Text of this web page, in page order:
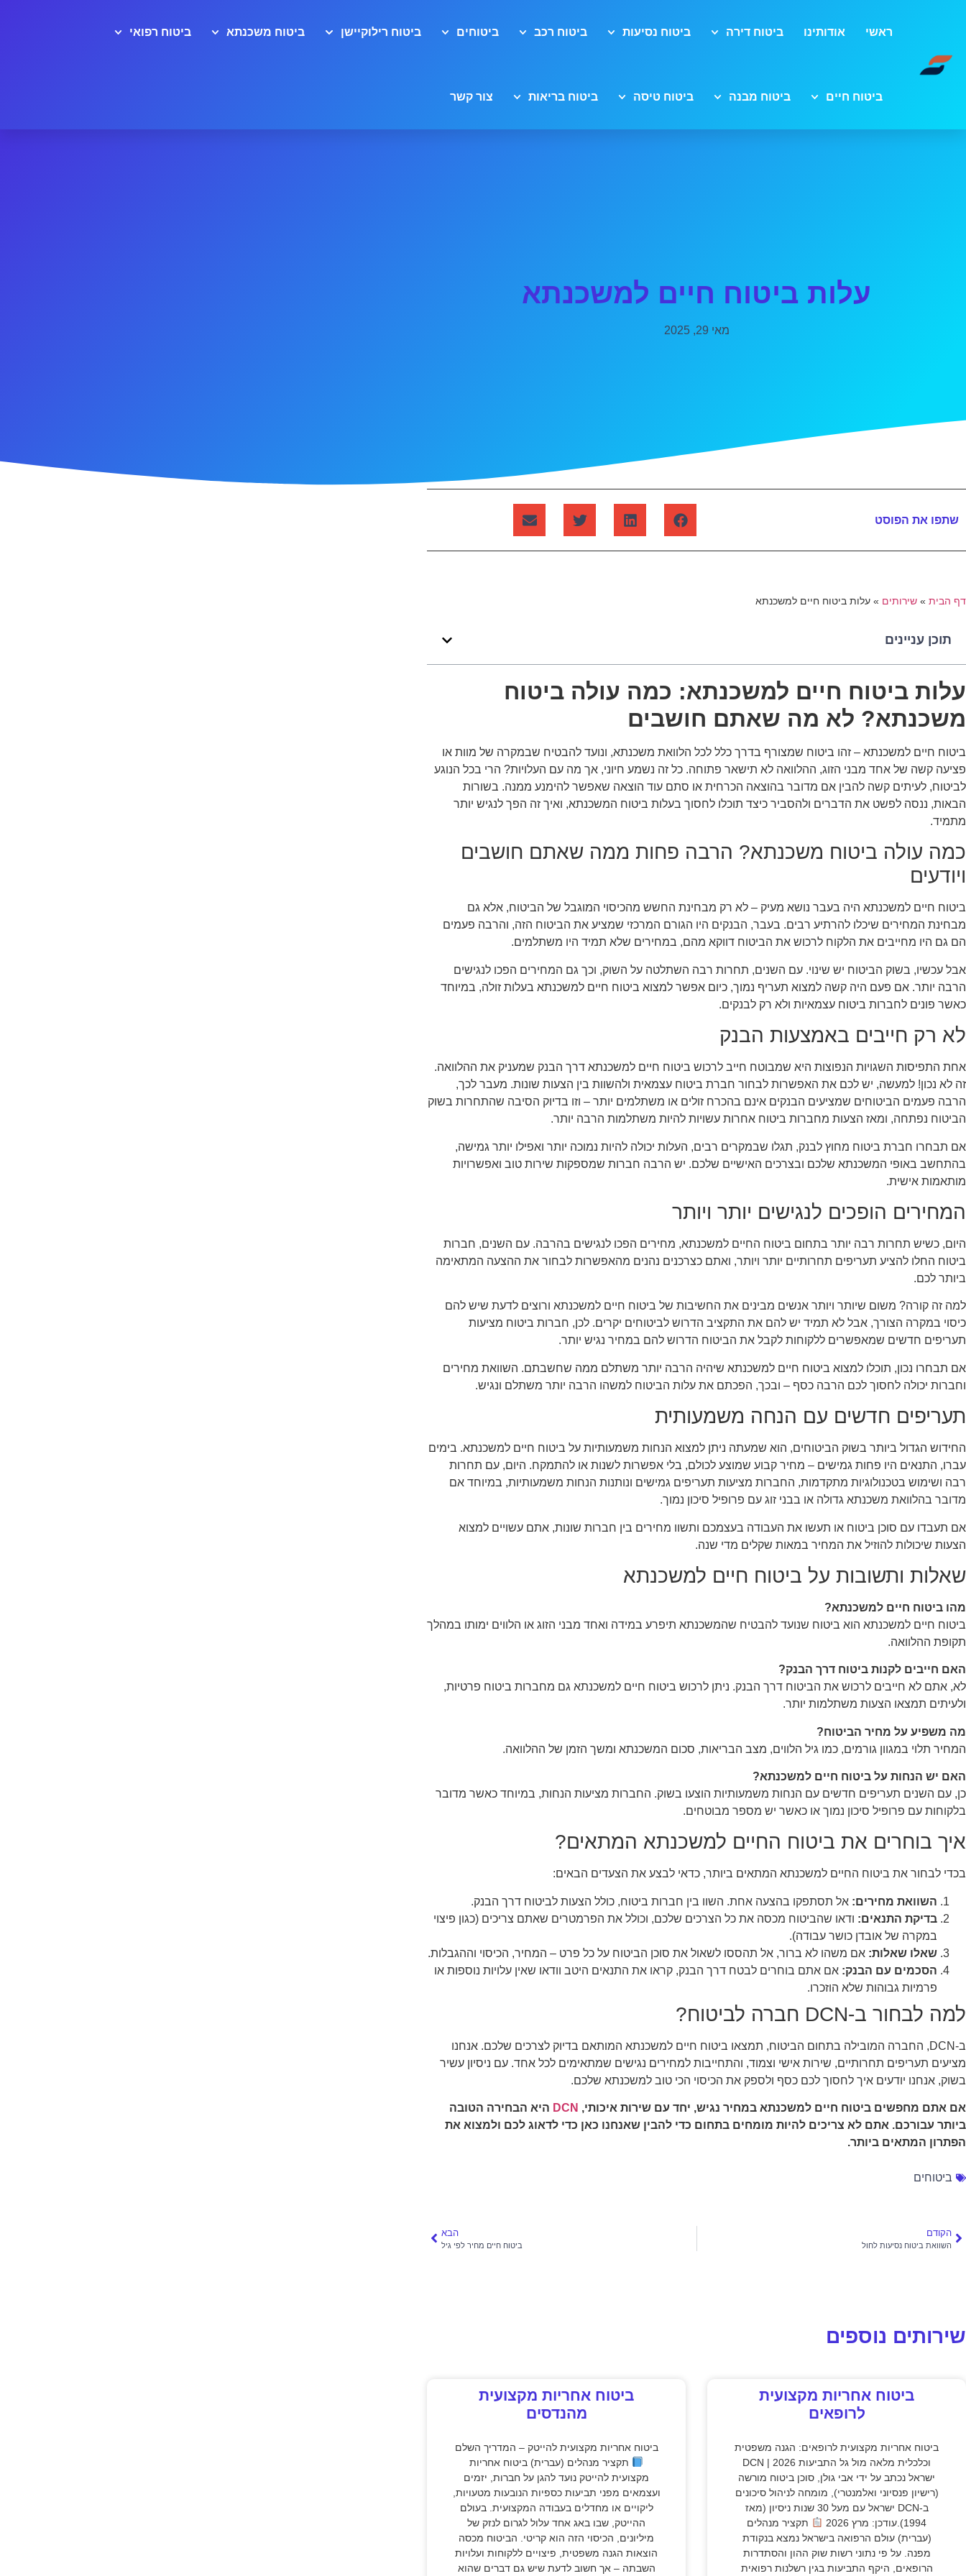
ראשי אודותינו ביטוח דירה ביטוח נסיעות ביטוח רכב ביטוחים ביטוח רילוקיישן ביטוח משכנתא ביטוח רפואי
ביטוח חיים ביטוח מבנה ביטוח טיסה ביטוח בריאות צור קשר
עלות ביטוח חיים למשכנתא
מאי 29, 2025
שתפו את הפוסט
דף הבית » שירותים » עלות ביטוח חיים למשכנתא
תוכן עניינים
עלות ביטוח חיים למשכנתא: כמה עולה ביטוח
משכנתא? לא מה שאתם חושבים
ביטוח חיים למשכנתא – זהו ביטוח שמצורף בדרך כלל לכל הלוואת משכנתא, ונועד להבטיח שבמקרה של מוות או
פציעה קשה של אחד מבני הזוג, ההלוואה לא תישאר פתוחה. כל זה נשמע חיוני, אך מה עם העלויות? הרי בכל הנוגע
לביטוח, לעיתים קשה להבין אם מדובר בהוצאה הכרחית או סתם עוד הוצאה שאפשר להימנע ממנה. בשורות
הבאות, ננסה לפשט את הדברים ולהסביר כיצד תוכלו לחסוך בעלות ביטוח המשכנתא, ואיך זה הפך לנגיש יותר
מתמיד.
כמה עולה ביטוח משכנתא? הרבה פחות ממה שאתם חושבים
ויודעים
ביטוח חיים למשכנתא היה בעבר נושא מעיק – לא רק מבחינת החשש מהכיסוי המוגבל של הביטוח, אלא גם
מבחינת המחירים שיכלו להרתיע רבים. בעבר, הבנקים היו הגורם המרכזי שמציע את הביטוח הזה, והרבה פעמים
הם גם היו מחייבים את הלקוח לרכוש את הביטוח דווקא מהם, במחירים שלא תמיד היו משתלמים.
אבל עכשיו, בשוק הביטוח יש שינוי. עם השנים, תחרות רבה השתלטה על השוק, וכך גם המחירים הפכו לנגישים
הרבה יותר. אם פעם היה קשה למצוא תעריף נמוך, כיום אפשר למצוא ביטוח חיים למשכנתא בעלות זולה, במיוחד
כאשר פונים לחברות ביטוח עצמאיות ולא רק לבנקים.
לא רק חייבים באמצעות הבנק
אחת התפיסות השגויות הנפוצות היא שמבוטח חייב לרכוש ביטוח חיים למשכנתא דרך הבנק שמעניק את ההלוואה.
זה לא נכון! למעשה, יש לכם את האפשרות לבחור חברת ביטוח עצמאית ולהשוות בין הצעות שונות. מעבר לכך,
הרבה פעמים הביטוחים שמציעים הבנקים אינם בהכרח זולים או משתלמים יותר – וזו בדיוק הסיבה שהתחרות בשוק
הביטוח נפתחה, ומאז הצעות מחברות ביטוח אחרות עשויות להיות משתלמות הרבה יותר.
אם תבחרו חברת ביטוח מחוץ לבנק, תגלו שבמקרים רבים, העלות יכולה להיות נמוכה יותר ואפילו יותר גמישה,
בהתחשב באופי המשכנתא שלכם ובצרכים האישיים שלכם. יש הרבה חברות שמספקות שירות טוב ואפשרויות
מותאמות אישית.
המחירים הופכים לנגישים יותר ויותר
היום, כשיש תחרות רבה יותר בתחום ביטוח החיים למשכנתא, מחירים הפכו לנגישים בהרבה. עם השנים, חברות
ביטוח החלו להציע תעריפים תחרותיים יותר ויותר, ואתם כצרכנים נהנים מהאפשרות לבחור את ההצעה המתאימה
ביותר לכם.
למה זה קורה? משום שיותר ויותר אנשים מבינים את החשיבות של ביטוח חיים למשכנתא ורוצים לדעת שיש להם
כיסוי במקרה הצורך, אבל לא תמיד יש להם את התקציב הדרוש לביטוחים יקרים. לכן, חברות ביטוח מציעות
תעריפים חדשים שמאפשרים ללקוחות לקבל את הביטוח הדרוש להם במחיר נגיש יותר.
אם תבחרו נכון, תוכלו למצוא ביטוח חיים למשכנתא שיהיה הרבה יותר משתלם ממה שחשבתם. השוואת מחירים
וחברות יכולה לחסוך לכם הרבה כסף – ובכך, הפכתם את עלות הביטוח למשהו הרבה יותר משתלם ונגיש.
תעריפים חדשים עם הנחה משמעותית
החידוש הגדול ביותר בשוק הביטוחים, הוא שמעתה ניתן למצוא הנחות משמעותיות על ביטוח חיים למשכנתא. בימים
עברו, התנאים היו פחות גמישים – מחיר קבוע שמוצע לכולם, בלי אפשרות לשנות או להתמקח. היום, עם תחרות
רבה ושימוש בטכנולוגיות מתקדמות, החברות מציעות תעריפים גמישים ונותנות הנחות משמעותיות, במיוחד אם
מדובר בהלוואת משכנתא גדולה או בבני זוג עם פרופיל סיכון נמוך.
אם תעבדו עם סוכן ביטוח או תעשו את העבודה בעצמכם ותשוו מחירים בין חברות שונות, אתם עשויים למצוא
הצעות שיכולות להוזיל את המחיר במאות שקלים מדי שנה.
שאלות ותשובות על ביטוח חיים למשכנתא
מהו ביטוח חיים למשכנתא?
ביטוח חיים למשכנתא הוא ביטוח שנועד להבטיח שהמשכנתא תיפרע במידה ואחד מבני הזוג או הלווים ימותו במהלך
תקופת ההלוואה.
האם חייבים לקנות ביטוח דרך הבנק?
לא, אתם לא חייבים לרכוש את הביטוח דרך הבנק. ניתן לרכוש ביטוח חיים למשכנתא גם מחברות ביטוח פרטיות,
ולעיתים תמצאו הצעות משתלמות יותר.
מה משפיע על מחיר הביטוח?
המחיר תלוי במגוון גורמים, כמו גיל הלווים, מצב הבריאות, סכום המשכנתא ומשך הזמן של ההלוואה.
האם יש הנחות על ביטוח חיים למשכנתא?
כן, עם השנים תעריפים חדשים עם הנחות משמעותיות הוצעו בשוק. החברות מציעות הנחות, במיוחד כאשר מדובר
בלקוחות עם פרופיל סיכון נמוך או כאשר יש מספר מבוטחים.
איך בוחרים את ביטוח החיים למשכנתא המתאים?
בכדי לבחור את ביטוח החיים למשכנתא המתאים ביותר, כדאי לבצע את הצעדים הבאים:
השוואת מחירים: אל תסתפקו בהצעה אחת. השוו בין חברות ביטוח, כולל הצעות לביטוח דרך הבנק.
בדיקת התנאים: ודאו שהביטוח מכסה את כל הצרכים שלכם, וכולל את הפרמטרים שאתם צריכים (כגון פיצוי
במקרה של אובדן כושר עבודה).
שאלו שאלות: אם משהו לא ברור, אל תהססו לשאול את סוכן הביטוח על כל פרט – המחיר, הכיסוי וההגבלות.
הסכמים עם הבנק: אם אתם בוחרים לבטח דרך הבנק, קראו את התנאים היטב וודאו שאין עלויות נוספות או
פרמיות גבוהות שלא הוזכרו.
למה לבחור ב-DCN חברה לביטוח?
ב-DCN, החברה המובילה בתחום הביטוח, תמצאו ביטוח חיים למשכנתא המותאם בדיוק לצרכים שלכם. אנחנו
מציעים תעריפים תחרותיים, שירות אישי וצמוד, והתחייבות למחירים נגישים שמתאימים לכל אחד. עם ניסיון עשיר
בשוק, אנחנו יודעים איך לחסוך לכם כסף ולספק את הכיסוי הכי טוב למשכנתא שלכם.
אם אתם מחפשים ביטוח חיים למשכנתא במחיר נגיש, יחד עם שירות איכותי, DCN היא הבחירה הטובה
ביותר עבורכם. אתם לא צריכים להיות מומחים בתחום כדי להבין שאנחנו כאן כדי לדאוג לכם ולמצוא את
הפתרון המתאים ביותר.
ביטוחים
הקודם
השוואת ביטוח נסיעות לחול
הבא
ביטוח חיים מחיר לפי גיל
שירותים נוספים
ביטוח אחריות מקצועית
לרופאים
ביטוח אחריות מקצועית לרופאים: הגנה משפטית
וכלכלית מלאה מול גל התביעות 2026 | DCN
ישראל נכתב על ידי אבי גולן, סוכן ביטוח מורשה
(רישיון פנסיוני ואלמנטרי), מומחה לניהול סיכונים
ב-DCN ישראל עם מעל 30 שנות ניסיון (מאז
1994).עודכן: מרץ 2026
תקציר מנהלים
(עברית) עולם הרפואה בישראל נמצא בנקודת
מפנה. על פי נתוני רשות שוק ההון והסתדרות
הרופאים, היקף התביעות בגין רשלנות רפואית
ביטוח אחריות מקצועית
מהנדסים
ביטוח אחריות מקצועית להייטק – המדריך השלם
תקציר מנהלים (עברית) ביטוח אחריות
מקצועית להייטק נועד להגן על חברות, יזמים
ועצמאים מפני תביעות כספיות הנובעות מטעויות,
ליקויים או מחדלים בעבודה המקצועית. בעולם
ההייטק, שבו באג אחד עלול לגרום לנזק של
מיליונים, הכיסוי הזה הוא קריטי. הביטוח מכסה
הוצאות הגנה משפטית, פיצויים ללקוחות ועלויות
השבתה – אך חשוב לדעת שיש גם דברים שהוא